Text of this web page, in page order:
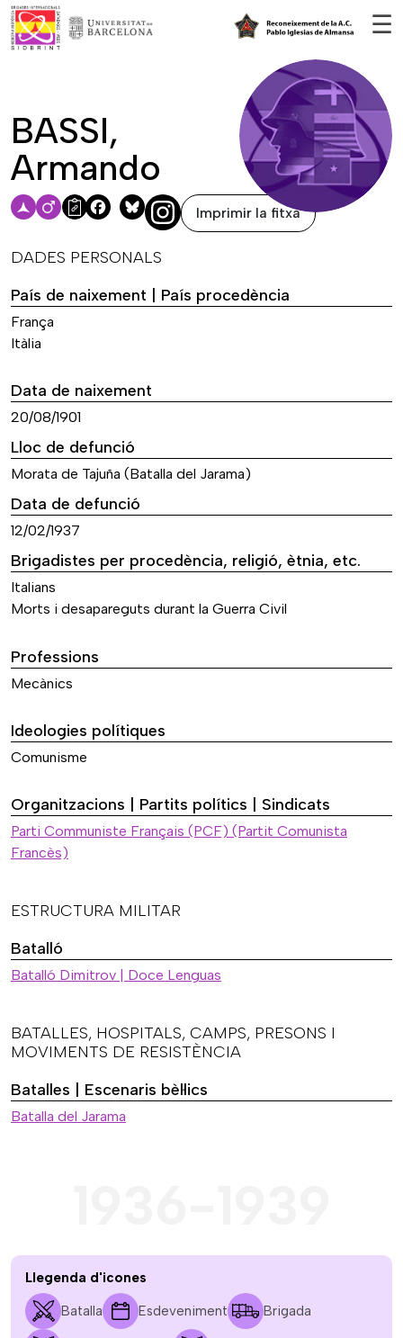
☰
BASSI,
Armando
Facebook
Bluesky Imprimir la fitxa
DADES PERSONALS
País de naixement | País procedència
França
Itàlia
Data de naixement
20/08/1901
Lloc de defunció
Morata de Tajuña (Batalla del Jarama)
Data de defunció
12/02/1937
Brigadistes per procedència, religió, ètnia, etc.
Italians
Morts i desapareguts durant la Guerra Civil
Professions
Mecànics
Ideologies polítiques
Comunisme
Organitzacions | Partits polítics | Sindicats
Parti Communiste Français (PCF) (Partit Comunista
Francès)
ESTRUCTURA MILITAR
Batalló
Batalló Dimitrov | Doce Lenguas
BATALLES, HOSPITALS, CAMPS, PRESONS I
MOVIMENTS DE RESISTÈNCIA
Batalles | Escenaris bèl·lics
Batalla del Jarama
Llegenda d'icones
Batalla Esdeveniment Brigada